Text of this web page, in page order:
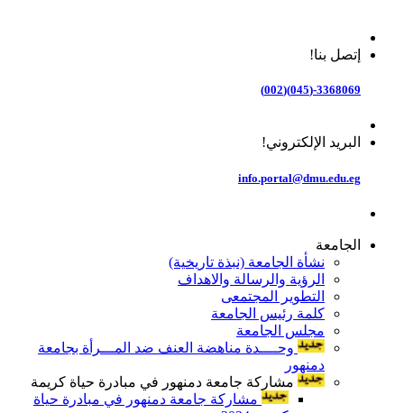
إتصل بنا!
3368069-(045)(002)
البريد الإلكتروني!
info.portal@dmu.edu.eg
الجامعة
نشأة الجامعة (نبذة تاريخية)
الرؤية والرسالة والاهداف
التطوير المجتمعى
كلمة رئيس الجامعة
مجلس الجامعة
وحــــدة مناهضة العنف ضد المـــرأة بجامعة
دمنهور
مشاركة جامعة دمنهور في مبادرة حياة كريمة
مشاركة جامعة دمنهور في مبادرة حياة